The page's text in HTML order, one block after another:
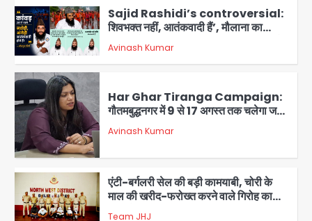
5
Sajid Rashidi’s controversial:
शिवभक्त नहीं, आतंकवादी हैं’, मौलाना का
कांवड़ियों पर विवादित बयान, BJP विधायक ने
कराई FIR, NSA की मांग
Avinash Kumar
1
Har Ghar Tiranga Campaign:
गौतमबुद्धनगर में 9 से 17 अगस्त तक चलेगा जन-
जागरूकता महाअभियान, डीएम ने की समीक्षा
बैठक
Avinash Kumar
एंटी-बर्गलरी सेल की बड़ी कामयाबी, चोरी के
माल की खरीद-फरोख्त करने वाले गिरोह का
भंडाफोड़
Team JHJ